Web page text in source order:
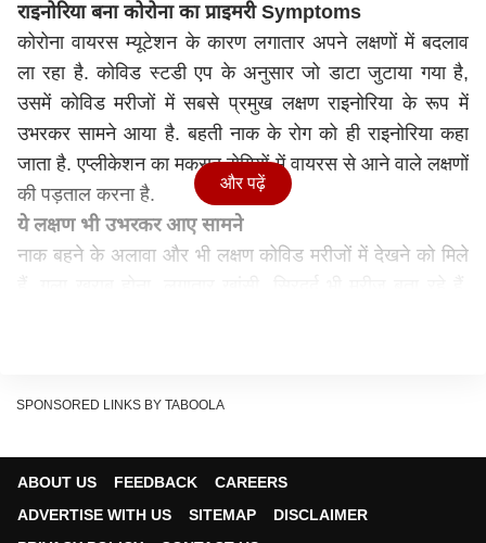
राइनोरिया बना कोरोना का प्राइमरी Symptoms
कोरोना वायरस म्यूटेशन के कारण लगातार अपने लक्षणों में बदलाव
ला रहा है. कोविड स्टडी एप के अनुसार जो डाटा जुटाया गया है,
उसमें कोविड मरीजों में सबसे प्रमुख लक्षण राइनोरिया के रूप में
उभरकर सामने आया है. बहती नाक के रोग को ही राइनोरिया कहा
जाता है. एप्लीकेशन का मकसद रोगियों में वायरस से आने वाले लक्षणों
की पड़ताल करना है.
ये लक्षण भी उभरकर आए सामने
नाक बहने के अलावा और भी लक्षण कोविड मरीजों में देखने को मिले
हो चुका है या पिफर कोविड से ठीक होने के बाद बॉडी में एंटीबॉडी बन
और पढ़ें
SPONSORED LINKS BY TABOOLA
ABOUT US FEEDBACK
CAREERS
ADVERTISE WITH US
SITEMAP
DISCLAIMER